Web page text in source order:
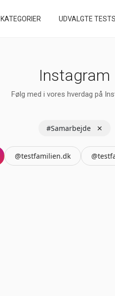
KATEGORIER UDVALGTE TESTS
Instagram
Følg med i vores hverdag på
#Samarbejde ✕
@testfamilien.dk